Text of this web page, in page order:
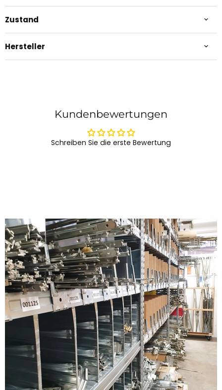
Zustand
Hersteller
Kundenbewertungen
Schreiben Sie die erste Bewertung